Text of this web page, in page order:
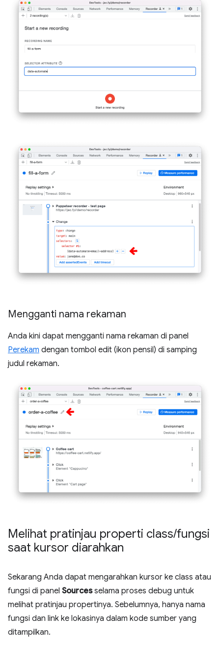
Mengganti nama rekaman
Anda kini dapat mengganti nama rekaman di panel
Perekam dengan tombol edit (ikon pensil) di samping
judul rekaman.
Melihat pratinjau properti class/fungsi
saat kursor diarahkan
Sekarang Anda dapat mengarahkan kursor ke class atau
fungsi di panel Sourcesselama proses debug untuk
melihat pratinjau propertinya. Sebelumnya, hanya nama
fungsi dan link ke lokasinya dalam kode sumber yang
ditampilkan.